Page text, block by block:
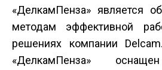
«Делкам­Пенза» является
методам эффективной
решениях компании
«Делкам­Пенза»